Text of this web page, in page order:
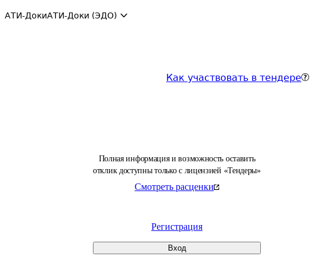
АТИ-ДокиАТИ-Доки (ЭДО)
Как участвовать в тендере
Полная информация и возможность оставить
отклик доступны только с лицензией «Тендеры»
Смотреть расценки
Регистрация
Вход